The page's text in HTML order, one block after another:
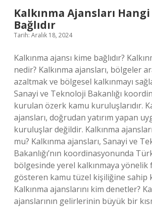
Kalkınma Ajansları
Bağlıdır
Tarih: Aralık 18, 2024
Kalkınma ajansı kime bağlıdır?
nedir? Kalkınma ajansları, bölgeler
azaltmak ve bölgesel kalkınmayı
Sanayi ve Teknoloji Bakanlığı
kurulan özerk kamu kuruluşlarıdır.
ajansları, doğrudan yatırım yapan
kuruluşlar değildir. Kalkınma
mu? Kalkınma ajansları, Sanayi ve
Bakanlığı’nın koordinasyonunda
bölgesinde yerel kalkınmaya yönelik
gösteren kamu tüzel kişiliğine sahip
Kalkınma ajanslarını kim denetler?
ajanslarının gelirlerinin büyük bir